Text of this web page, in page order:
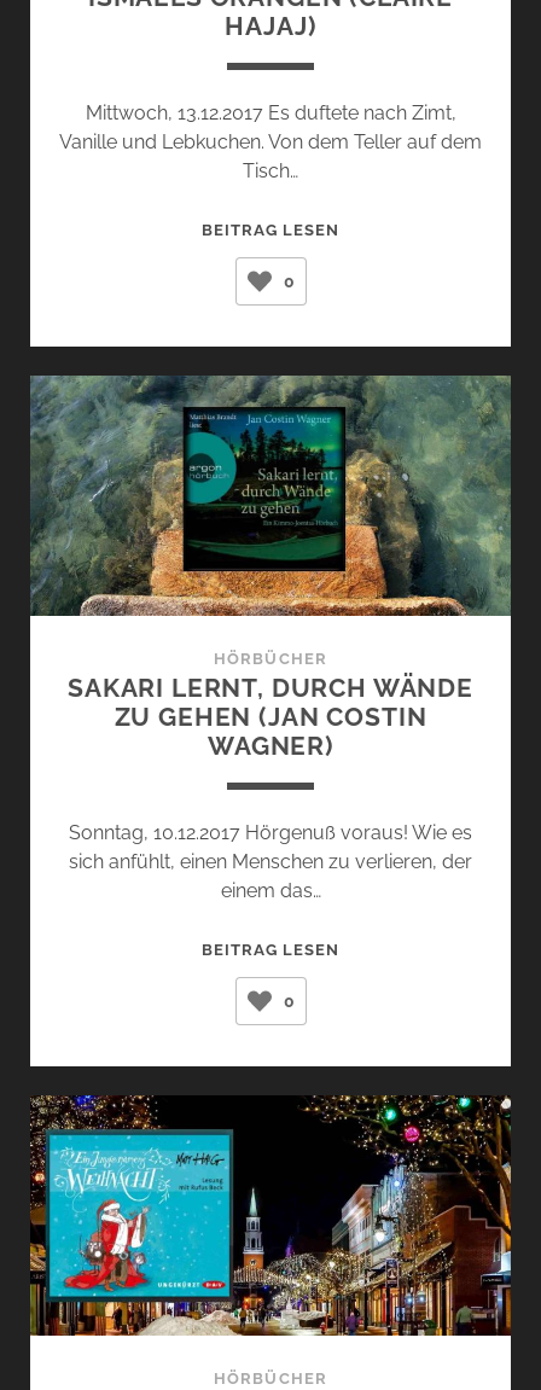
HAJAJ)
Mittwoch, 13.12.2017 Es duftete nach Zimt,
Vanille und Lebkuchen. Von dem Teller auf dem
Tisch…
BEITRAG LESEN
0
HÖRBÜCHER
SAKARI LERNT, DURCH WÄNDE
ZU GEHEN (JAN COSTIN
WAGNER)
Sonntag, 10.12.2017 Hörgenuß voraus! Wie es
sich anfühlt, einen Menschen zu verlieren, der
einem das…
BEITRAG LESEN
ZU
GEHEN
(JAN
COSTIN
WAGNER)
0
HÖRBÜCHER